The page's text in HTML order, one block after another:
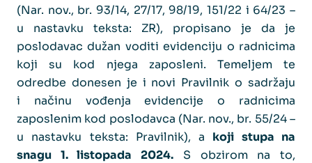
(Nar. nov., br. 93/14, 27/17, 98/19, 151/22 i 64/23 –
u nastavku teksta: ZR), propisano je da je
poslodavac dužan voditi evidenciju o radnicima
koji su kod njega zaposleni. Temeljem te
odredbe donesen je i novi Pravilnik o sadržaju
i načinu vođenja evidencije o radnicima
zaposlenim kod poslodavca (Nar. nov., br. 55/24 –
u nastavku teksta: Pravilnik), a koji stupa na
snagu 1. listopada 2024. S obzirom na to,